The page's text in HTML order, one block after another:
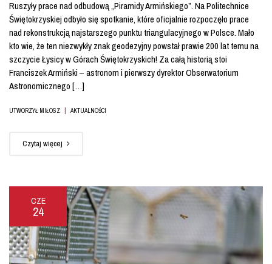
Ruszyły prace nad odbudową „Piramidy Armińskiego”. Na Politechnice
Świętokrzyskiej odbyło się spotkanie, które oficjalnie rozpoczęło prace
nad rekonstrukcją najstarszego punktu triangulacyjnego w Polsce. Mało
kto wie, że ten niezwykły znak geodezyjny powstał prawie 200 lat temu na
szczycie Łysicy w Górach Świętokrzyskich! Za całą historią stoi
Franciszek Armiński – astronom i pierwszy dyrektor Obserwatorium
Astronomicznego […]
UTWORZYŁ MIŁOSZ | AKTUALNOŚCI
Czytaj więcej
CZE
24